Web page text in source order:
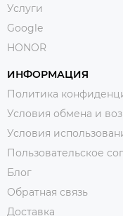
Услуги
Google
HONOR
ИНФОРМАЦИЯ
Политика
Условия обмена и
Условия
Пользовательское
Блог
Обратная связь
Доставка